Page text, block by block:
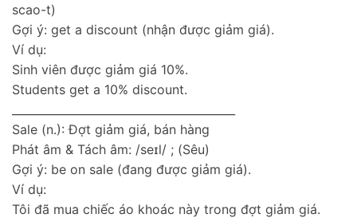
scao-t)
Gợi ý: get a discount (nhận được giảm giá).
Ví dụ:
Sinh viên được giảm giá 10%.
Students get a 10% discount.
Sale (n.): Đợt giảm giá, bán hàng
Phát âm & Tách âm: /seɪl/ ; (Sêu)
Gợi ý: be on sale (đang được giảm giá).
Ví dụ:
Tôi đã mua chiếc áo khoác này trong đợt giảm giá.